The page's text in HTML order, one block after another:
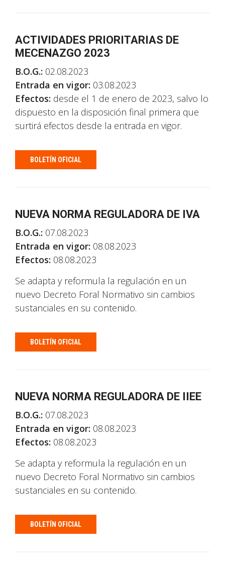
ACTIVIDADES PRIORITARIAS DE
MECENAZGO 2023
B.O.G.: 02.08.2023
Entrada en vigor: 03.08.2023
Efectos: desde el 1 de enero de 2023, salvo lo
dispuesto en la disposición final primera que
surtirá efectos desde la entrada en vigor.
BOLETÍN OFICIAL
NUEVA NORMA REGULADORA DE IVA
B.O.G.: 07.08.2023
Entrada en vigor: 08.08.2023
Efectos: 08.08.2023
Se adapta y reformula la regulación en un
nuevo Decreto Foral Normativo sin cambios
sustanciales en su contenido.
BOLETÍN OFICIAL
NUEVA NORMA REGULADORA DE IIEE
B.O.G.: 07.08.2023
Entrada en vigor: 08.08.2023
Efectos: 08.08.2023
Se adapta y reformula la regulación en un
nuevo Decreto Foral Normativo sin cambios
sustanciales en su contenido.
BOLETÍN OFICIAL